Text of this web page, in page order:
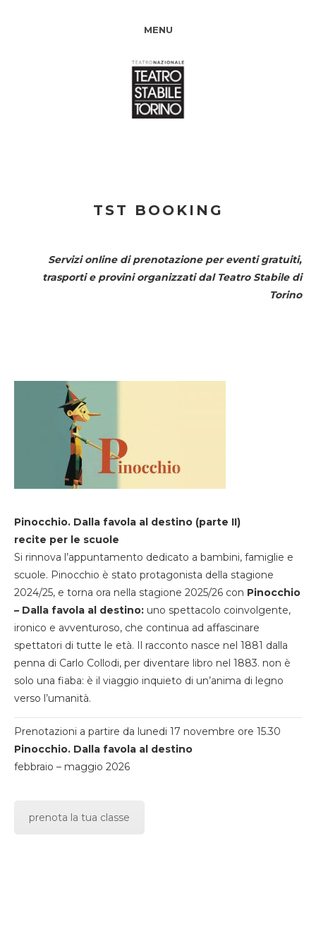
MENU
TST BOOKING
Servizi online di prenotazione per eventi gratuiti,
trasporti e provini organizzati dal Teatro Stabile di
Torino
Pinocchio. Dalla favola al destino (parte II)
recite per le scuole
Si rinnova l’appuntamento dedicato a bambini, famiglie e
scuole. Pinocchio è stato protagonista della stagione
2024/25, e torna ora nella stagione 2025/26 con Pinocchio
– Dalla favola al destino: uno spettacolo coinvolgente,
ironico e avventuroso, che continua ad affascinare
spettatori di tutte le età. Il racconto nasce nel 1881 dalla
penna di Carlo Collodi, per diventare libro nel 1883. non è
solo una fiaba: è il viaggio inquieto di un’anima di legno
verso l’umanità.
Prenotazioni a partire da lunedi 17 novembre ore 15.30
Pinocchio. Dalla favola al destino
febbraio – maggio 2026
prenota la tua classe